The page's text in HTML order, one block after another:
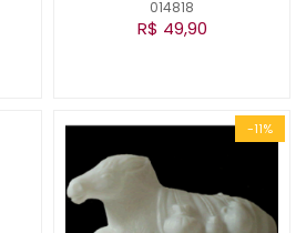
014818
R$ 49,90
-11%